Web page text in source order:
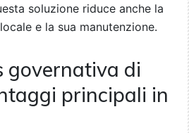
soluzione riduce anche la
e la sua manutenzione.
governativa di
principali in